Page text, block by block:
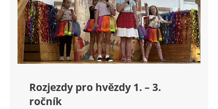
Rozjezdy pro hvězdy 1. – 3.
ročník